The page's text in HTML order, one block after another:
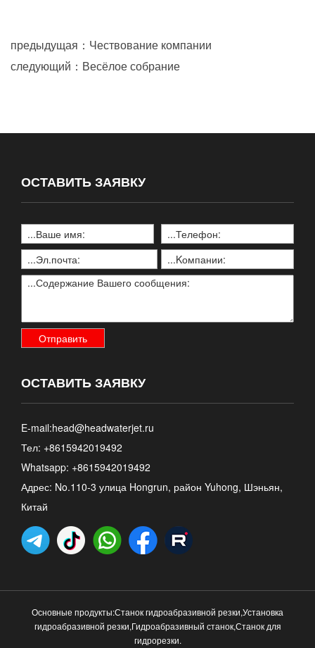
предыдущая：Чествование компании
следующий：Весёлое собрание
ОСТАВИТЬ ЗАЯВКУ
ОСТАВИТЬ ЗАЯВКУ
E-mail:head@headwaterjet.ru
Тел: +8615942019492
Whatsapp: +8615942019492
Адрес: No.110-3 улица Hongrun, район Yuhong, Шэньян,
Китай
Основные продукты:Станок гидроабразивной резки,Установка
гидроабразивной резки,Гидроабразивный станок,Станок для
гидрорезки.